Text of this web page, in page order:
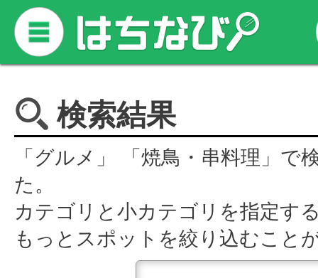
検索結果
「グルメ」 「焼鳥・串料理」で
た。
カテゴリと小カテゴリを指定す
もっとスポットを絞り込むこと